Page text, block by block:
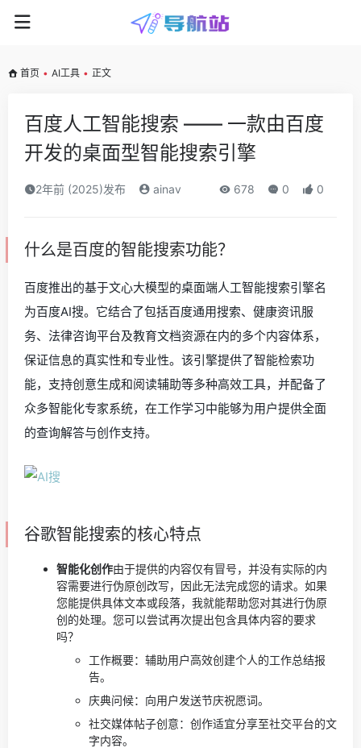
首页 • AI工具 • 正文
百度人工智能搜索 —— 一款由百度
开发的桌面型智能搜索引擎
2年前 (2025)发布 ainav 678 0 0
什么是百度的智能搜索功能？
百度推出的基于文心大模型的桌面端人工智能搜索引擎名
为百度AI搜。它结合了包括百度通用搜索、健康资讯服
务、法律咨询平台及教育文档资源在内的多个内容体系，
保证信息的真实性和专业性。该引擎提供了智能检索功
能，支持创意生成和阅读辅助等多种高效工具，并配备了
众多智能化专家系统，在工作学习中能够为用户提供全面
的查询解答与创作支持。
谷歌智能搜索的核心特点
智能化创作由于提供的内容仅有冒号，并没有实际的内
容需要进行伪原创改写，因此无法完成您的请求。如果
您能提供具体文本或段落，我就能帮助您对其进行伪原
创的处理。您可以尝试再次提出包含具体内容的要求
吗？
工作概要：辅助用户高效创建个人的工作总结报
告。
庆典问候：向用户发送节庆祝愿词。
社交媒体帖子创意：创作适宜分享至社交平台的文
字内容。